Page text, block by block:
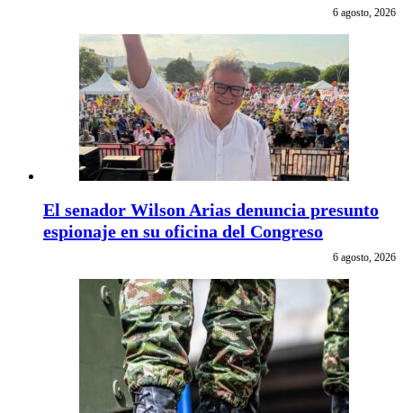
6 agosto, 2026
El senador Wilson Arias denuncia presunto
espionaje en su oficina del Congreso
6 agosto, 2026